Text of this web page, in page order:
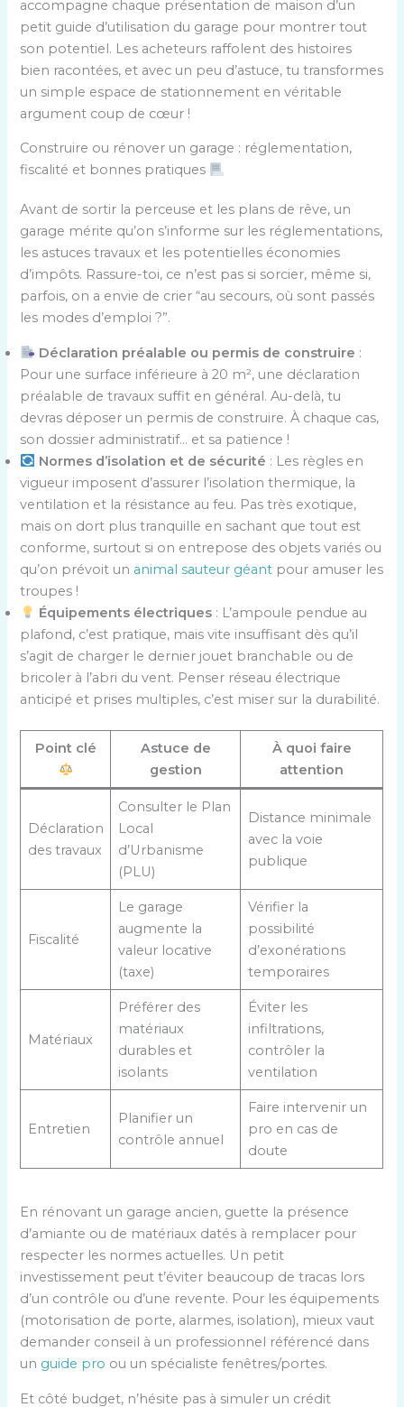
accompagne chaque présentation de maison d’un
petit guide d’utilisation du garage pour montrer tout
son potentiel. Les acheteurs raffolent des histoires
bien racontées, et avec un peu d’astuce, tu transformes
un simple espace de stationnement en véritable
argument coup de cœur !
Construire ou rénover un garage : réglementation,
fiscalité et bonnes pratiques
Avant de sortir la perceuse et les plans de rêve, un
garage mérite qu’on s’informe sur les réglementations,
les astuces travaux et les potentielles économies
d’impôts. Rassure-toi, ce n’est pas si sorcier, même si,
parfois, on a envie de crier “au secours, où sont passés
les modes d’emploi ?”.
Déclaration préalable ou permis de construire :
Pour une surface inférieure à 20 m², une déclaration
préalable de travaux suffit en général. Au-delà, tu
devras déposer un permis de construire. À chaque cas,
son dossier administratif… et sa patience !
Normes d’isolation et de sécurité : Les règles en
vigueur imposent d’assurer l’isolation thermique, la
ventilation et la résistance au feu. Pas très exotique,
mais on dort plus tranquille en sachant que tout est
conforme, surtout si on entrepose des objets variés ou
qu’on prévoit un animal sauteur géant pour amuser les
troupes !
Équipements électriques : L’ampoule pendue au
plafond, c’est pratique, mais vite insuffisant dès qu’il
s’agit de charger le dernier jouet branchable ou de
bricoler à l’abri du vent. Penser réseau électrique
anticipé et prises multiples, c’est miser sur la durabilité.
Point clé
Astuce de
gestion
À quoi faire
attention
Déclaration
des travaux
Consulter le Plan
Local
d’Urbanisme
(PLU)
Distance minimale
avec la voie
publique
Fiscalité
Le garage
augmente la
valeur locative
(taxe)
Vérifier la
possibilité
d’exonérations
temporaires
Matériaux
Préférer des
matériaux
durables et
isolants
Éviter les
infiltrations,
contrôler la
ventilation
Entretien
Planifier un
contrôle annuel
Faire intervenir un
pro en cas de
doute
En rénovant un garage ancien, guette la présence
d’amiante ou de matériaux datés à remplacer pour
respecter les normes actuelles. Un petit
investissement peut t’éviter beaucoup de tracas lors
d’un contrôle ou d’une revente. Pour les équipements
(motorisation de porte, alarmes, isolation), mieux vaut
demander conseil à un professionnel référencé dans
un guide pro ou un spécialiste fenêtres/portes.
Et côté budget, n’hésite pas à simuler un crédit